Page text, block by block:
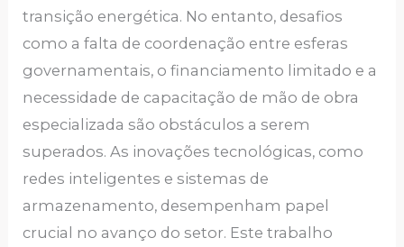
transição energética. No entanto, desafios
como a falta de coordenação entre esferas
governamentais, o financiamento limitado e a
necessidade de capacitação de mão de obra
especializada são obstáculos a serem
superados. As inovações tecnológicas, como
redes inteligentes e sistemas de
armazenamento, desempenham papel
crucial no avanço do setor. Este trabalho